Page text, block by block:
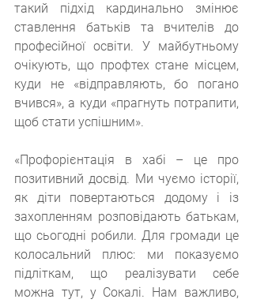
такий підхід кардинально змінює
ставлення батьків та вчителів до
професійної освіти. У майбутньому
очікують, що профтех стане місцем,
куди не «відправляють, бо погано
вчився», а куди «прагнуть потрапити,
щоб стати успішним».
«Профорієнтація в хабі – це про
позитивний досвід. Ми чуємо історії,
як діти повертаються додому і із
захопленням розповідають батькам,
що сьогодні робили. Для громади це
колосальний плюс: ми показуємо
підліткам, що реалізувати себе
можна тут, у Сокалі. Нам важливо,